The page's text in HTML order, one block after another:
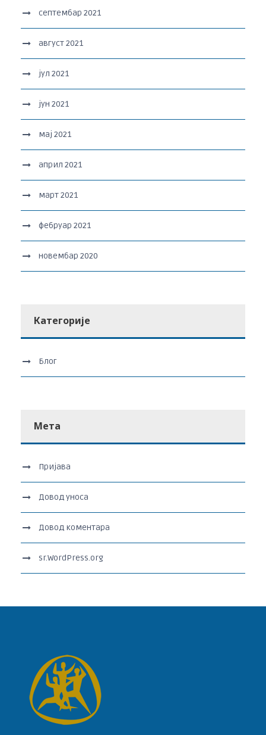
септембар 2021
август 2021
јул 2021
јун 2021
мај 2021
април 2021
март 2021
фебруар 2021
новембар 2020
Категорије
Блог
Мета
Пријава
Довод уноса
Довод коментара
sr.WordPress.org